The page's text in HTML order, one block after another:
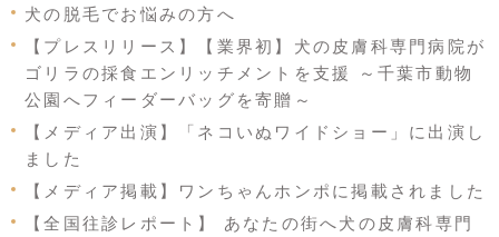
犬の脱毛でお悩みの方へ
【プレスリリース】【業界初】犬の皮膚科専門病院が
ゴリラの採食エンリッチメントを支援 ～千葉市動物
公園へフィーダーバッグを寄贈～
【メディア出演】「ネコいぬワイドショー」に出演し
ました
【メディア掲載】ワンちゃんホンポに掲載されました
【全国往診レポート】 あなたの街へ犬の皮膚科専門